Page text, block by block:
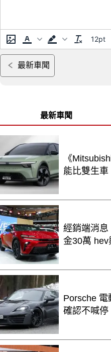
12pt
最新車聞
最新車聞
《
能比雙生
經銷端消息
金30萬
Porsche 電
確認不喊